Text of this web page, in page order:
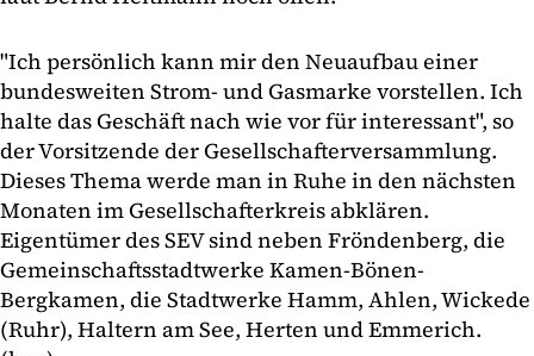
"Ich persönlich kann mir den Neuaufbau einer
bundesweiten Strom- und Gasmarke vorstellen. Ich
halte das Geschäft nach wie vor für interessant", so
der Vorsitzende der Gesellschafterversammlung.
Dieses Thema werde man in Ruhe in den nächsten
Monaten im Gesellschafterkreis abklären.
Eigentümer des SEV sind neben Fröndenberg, die
Gemeinschaftsstadtwerke Kamen-Bönen-
Bergkamen, die Stadtwerke Hamm, Ahlen, Wickede
(Ruhr), Haltern am See, Herten und Emmerich.